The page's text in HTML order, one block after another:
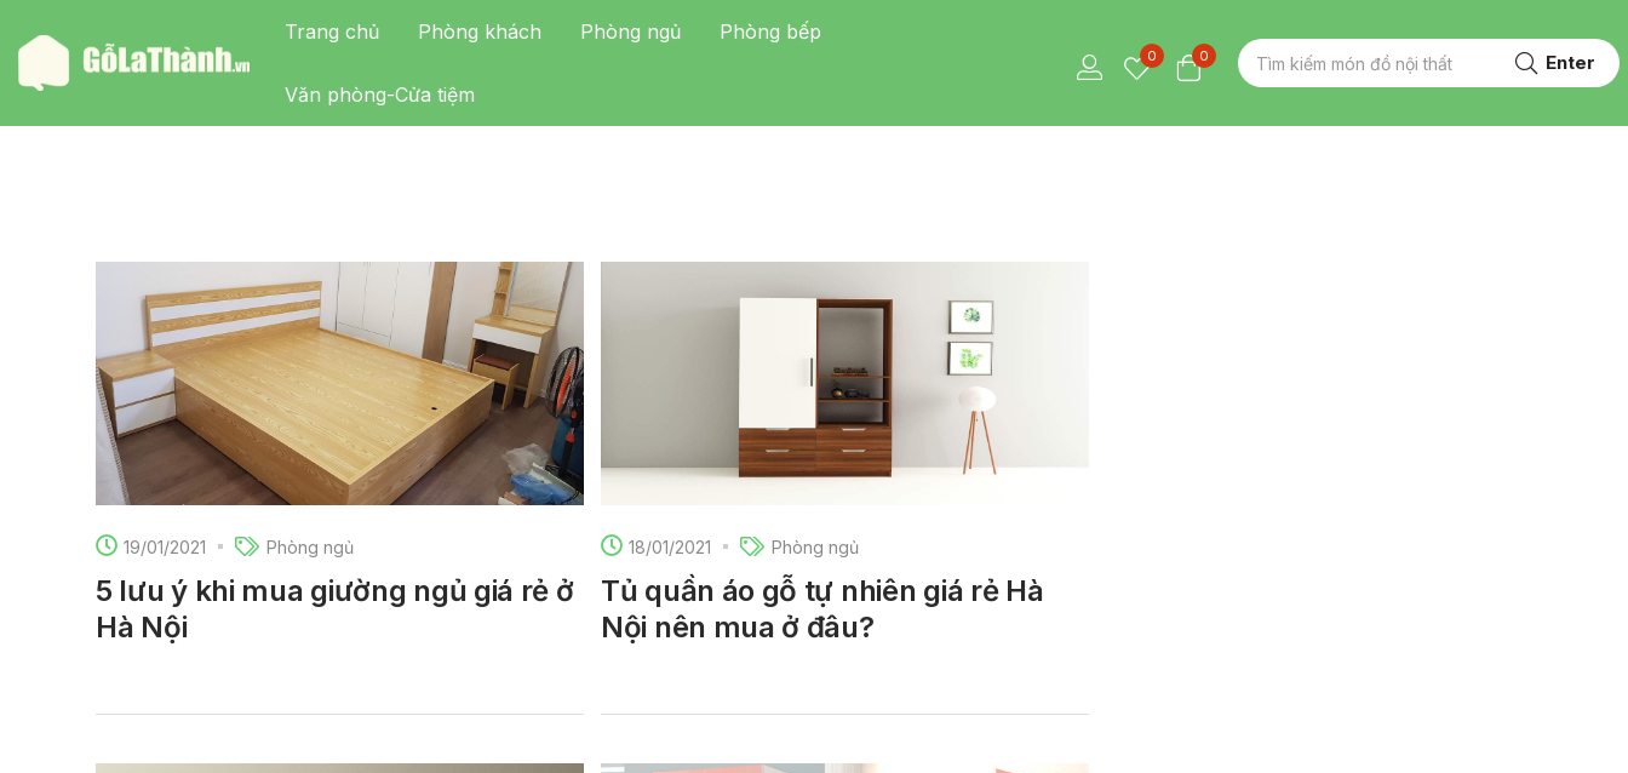
Trang chủ Phòng khách Phòng ngủ Phòng bếp
Văn phòng-Cửa tiệm
0 0 Enter
19/01/2021 Phòng ngủ
5 lưu ý khi mua giường ngủ giá rẻ ở
Hà Nội
18/01/2021 Phòng ngủ
Tủ quần áo gỗ tự nhiên giá rẻ Hà
Nội nên mua ở đâu?